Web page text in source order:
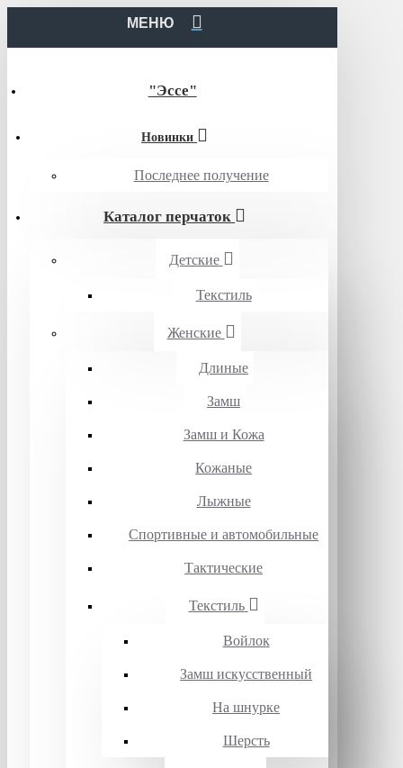
МЕНЮ
"Эссе"
Новинки
Последнее получение
Каталог перчаток
Детские
Текстиль
Женские
Длиные
Замш
Замш и Кожа
Кожаные
Лыжные
Спортивные и автомобильные
Тактические
Текстиль
Войлок
Замш искусственный
На шнурке
Шерсть